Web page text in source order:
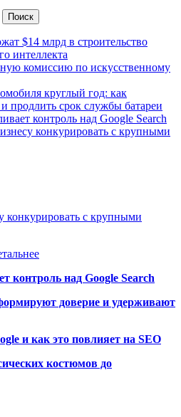
$14 млрд в строительство
интеллекта
комиссию по искусственному
круглый год: как
и продлить срок службы батареи
контроль над Google Search
конкурировать с крупными
конкурировать с крупными
контроль над Google Search
доверие и удерживают
и как это повлияет на SEO
костюмов до